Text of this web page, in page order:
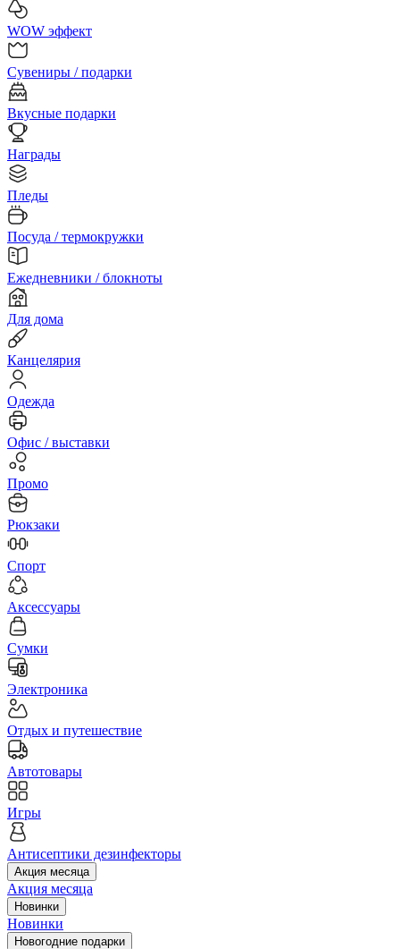
WOW эффект
Сувениры / подарки
Вкусные подарки
Награды
Пледы
Посуда / термокружки
Ежедневники / блокноты
Для дома
Канцелярия
Одежда
Офис / выставки
Промо
Рюкзаки
Спорт
Аксессуары
Сумки
Электроника
Отдых и путешествие
Автотовары
Игры
Антисептики дезинфекторы
Акция месяца
Акция месяца
Новинки
Новинки
Новогодние подарки